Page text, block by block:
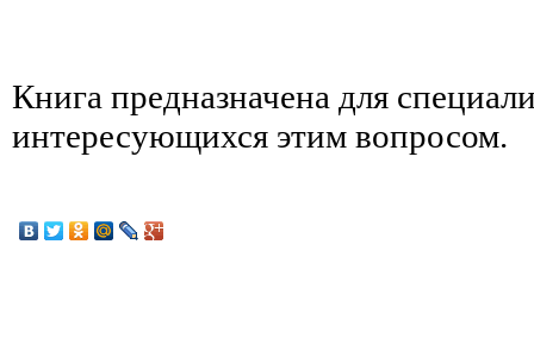
Книга предназначена для
интересующихся этим вопросом.